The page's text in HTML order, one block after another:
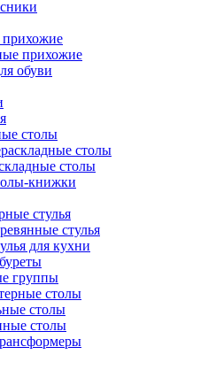
прихожие
прихожие
обуви
столы
столы
столы
книжки
стулья
стулья
для кухни
группы
столы
столы
столы